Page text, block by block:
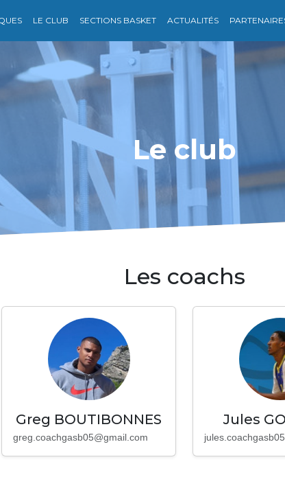
LE CLUB SECTIONS BASKET ACTUALITÉS
Le club
Les coachs
Greg BOUTIBONNES
greg.coachgasb05@gmail.com
Jules